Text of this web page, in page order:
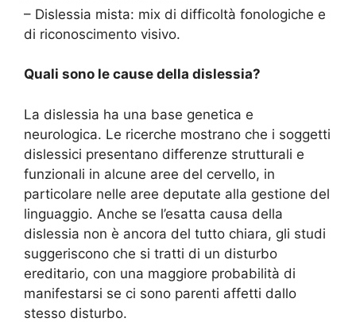
– Dislessia mista: mix di difficoltà fonologiche e
di riconoscimento visivo.
Quali sono le cause della dislessia?
La dislessia ha una base genetica e
neurologica. Le ricerche mostrano che i soggetti
dislessici presentano differenze strutturali e
funzionali in alcune aree del cervello, in
particolare nelle aree deputate alla gestione del
linguaggio. Anche se l’esatta causa della
dislessia non è ancora del tutto chiara, gli studi
suggeriscono che si tratti di un disturbo
ereditario, con una maggiore probabilità di
manifestarsi se ci sono parenti affetti dallo
stesso disturbo.